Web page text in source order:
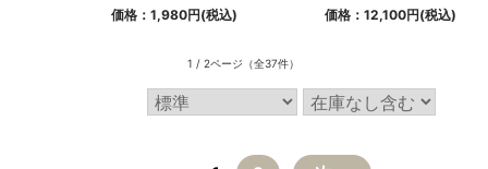
価格：1,980円(税込) 価格：12,100円(税込)
1 / 2ページ （全37件）